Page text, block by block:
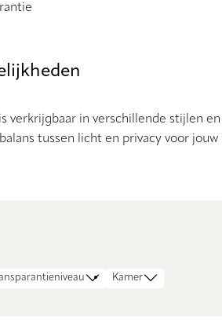
verkrijgbaar in verschillende stijlen en
tussen licht en privacy voor jouw
Kamer